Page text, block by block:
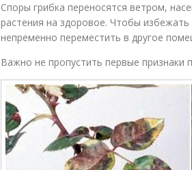
Споры грибка переносятся ветром,
растения на здоровое. Чтобы избежать
непременно переместить в другое
Важно не пропустить первые признаки